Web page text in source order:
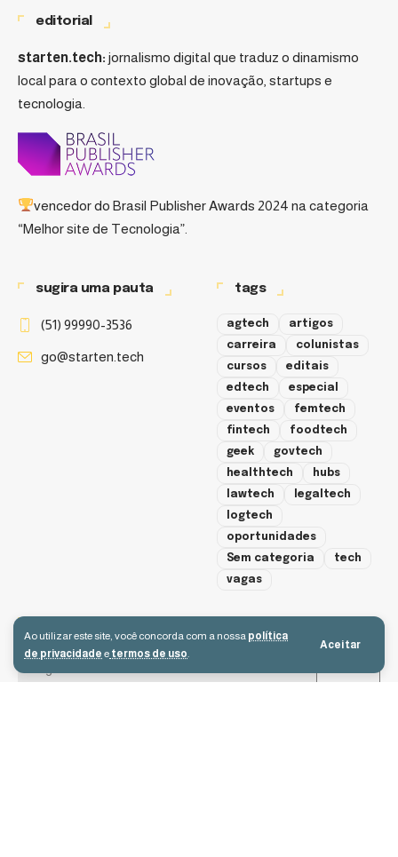
Ao utilizar este site, você concorda com a nossa política
de privacidade e termos de uso.
Aceitar
editorial
starten.tech: jornalismo digital que traduz o dinamismo
local para o contexto global de inovação, startups e
tecnologia.
vencedor do Brasil Publisher Awards 2024 na categoria
“Melhor site de Tecnologia”.
sugira uma pauta
(51) 99990-3536
go@starten.tech
tags
agtech
artigos
carreira
colunistas
cursos
editais
edtech
especial
eventos
femtech
fintech
foodtech
geek
govtech
healthtech
hubs
lawtech
legaltech
logtech
oportunidades
Sem categoria
tech
vagas